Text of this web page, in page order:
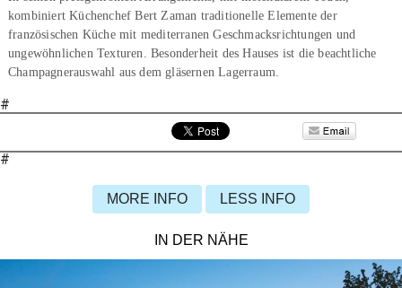
kombiniert Küchenchef Bert Zaman traditionelle Elemente der
französischen Küche mit mediterranen Geschmacksrichtungen und
ungewöhnlichen Texturen. Besonderheit des Hauses ist die beachtliche
Champagnerauswahl aus dem gläsernen Lagerraum.
#
#
MORE INFO LESS INFO
IN DER NÄHE